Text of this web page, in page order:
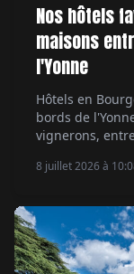
Nos hôtels
maisons
l'Yonne
Hôtels en
bords de
vignerons,
8 juillet 2026 à